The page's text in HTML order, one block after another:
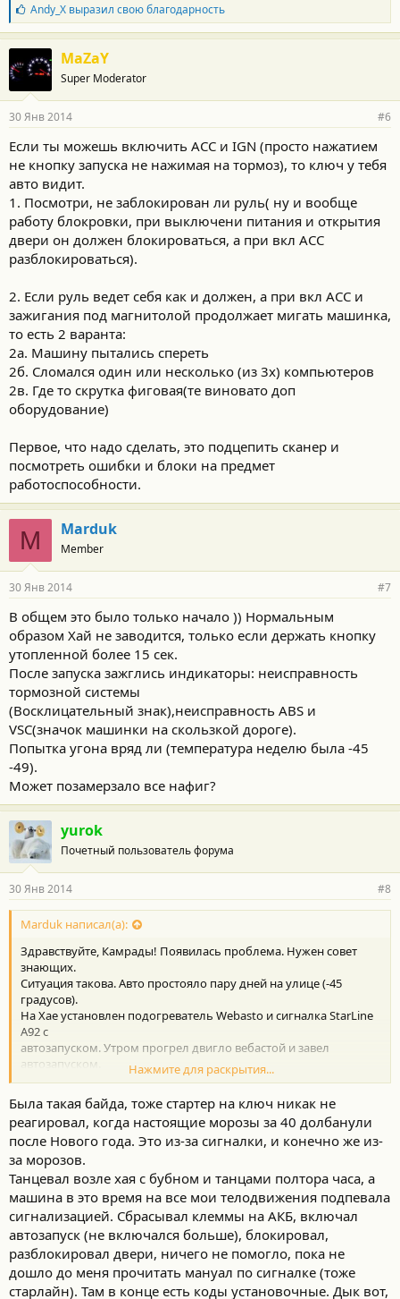
Б
л
а
г
о
д
а
н
с
т
и
Andy_Xвыразил свою благодарность
MaZaY
Super Moderator
30 Янв 2014 #6
Если ты можешь включить АСС и IGN (просто нажатием
не кнопку запуска не нажимая на тормоз), то ключ у тебя
авто видит.
1. Посмотри, не заблокирован ли руль( ну и вообще
работу блокровки, при выключени питания и открытия
двери он должен блокироваться, а при вкл АСС
разблокироваться).
2. Если руль ведет себя как и должен, а при вкл АСС и
зажигания под магнитолой продолжает мигать машинка,
то есть 2 варанта:
2а. Машину пытались спереть
2б. Сломался один или несколько (из 3х) компьютеров
2в. Где то скрутка фиговая(те виновато доп
оборудование)
Первое, что надо сделать, это подцепить сканер и
посмотреть ошибки и блоки на предмет
работоспособности.
M Marduk
Member
30 Янв 2014 #7
В общем это было только начало )) Нормальным
образом Хай не заводится, только если держать кнопку
утопленной более 15 сек.
После запуска зажглись индикаторы: неисправность
тормозной системы
(Восклицательный знак),неисправность ABS и
VSC(значок машинки на скользкой дороге).
Попытка угона вряд ли (температура неделю была -45
-49).
Может позамерзало все нафиг?
yurok
Почетный пользователь форума
30 Янв 2014 #8
Marduk написал(а):
Здравствуйте, Камрады! Появилась проблема. Нужен совет
знающих.
Ситуация такова. Авто простояло пару дней на улице (-45
градусов).
На Хае установлен подогреватель Webasto и сигналка StarLine
A92 c
автозапуском. Утром прогрел двигло вебастой и завел
автозапуском.
Все завелось в штатном режиме. Затем сел за руль, нажал
педаль тормоза и...машина заглохла, сообщив, что ключ не
обнаружен.
Скинул клеммы с аккумулятора. Ничего не изменилось.
Нажимаю тормоз-кнопка не горит зеленым светодиодом.
Остальные режимы исправны-
ACCESSORY и IGNITION ON. На панели мигает индикатор
системы блокировки двигателя (машинка с ключем).
Автозапуск тоже не работает-включает зажигание, думает,
потом пиликает о неудачной попытке и врубает сирену. Куда
копать, Камрады?:helper:
Нажмите для раскрытия...
Была такая байда, тоже стартер на ключ никак не
реагировал, когда настоящие морозы за 40 долбанули
после Нового года. Это из-за сигналки, и конечно же из-
за морозов.
Танцевал возле хая с бубном и танцами полтора часа, а
машина в это время на все мои телодвижения подпевала
сигнализацией. Сбрасывал клеммы на АКБ, включал
автозапуск (не включался больше), блокировал,
разблокировал двери, ничего не помогло, пока не
дошло до меня прочитать мануал по сигналке (тоже
старлайн). Там в конце есть коды установочные. Дык вот,